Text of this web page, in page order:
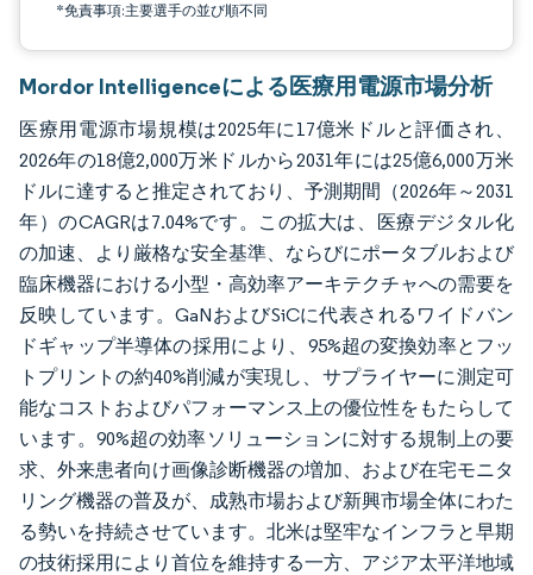
*免責事項:主要選手の並び順不同
Mordor Intelligenceによる医療用電源市場分析
医療用電源市場規模は2025年に17億米ドルと評価され、
2026年の18億2,000万米ドルから2031年には25億6,000万米
ドルに達すると推定されており、予測期間（2026年～2031
年）のCAGRは7.04%です。この拡大は、医療デジタル化
の加速、より厳格な安全基準、ならびにポータブルおよび
臨床機器における小型・高効率アーキテクチャへの需要を
反映しています。GaNおよびSiCに代表されるワイドバン
ドギャップ半導体の採用により、95%超の変換効率とフッ
トプリントの約40%削減が実現し、サプライヤーに測定可
能なコストおよびパフォーマンス上の優位性をもたらして
います。90%超の効率ソリューションに対する規制上の要
求、外来患者向け画像診断機器の増加、および在宅モニタ
リング機器の普及が、成熟市場および新興市場全体にわた
る勢いを持続させています。北米は堅牢なインフラと早期
の技術採用により首位を維持する一方、アジア太平洋地域